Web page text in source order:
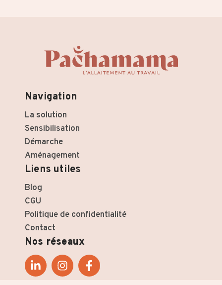
Navigation
La solution
Sensibilisation
Démarche
Aménagement
Liens utiles
Blog
CGU
Politique de confidentialité
Contact
Nos réseaux